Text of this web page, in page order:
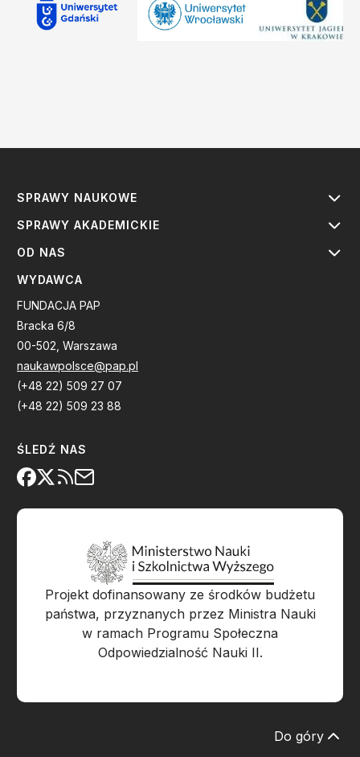
SPRAWY NAUKOWE
SPRAWY AKADEMICKIE
OD NAS
WYDAWCA
FUNDACJA PAP
Bracka 6/8
00-502, Warszawa
naukawpolsce@pap.pl
(+48 22) 509 27 07
(+48 22) 509 23 88
ŚLEDŹ NAS
Projekt dofinansowany ze środków budżetu
państwa, przyznanych przez Ministra Nauki
w ramach Programu Społeczna
Odpowiedzialność Nauki II.
Do góry